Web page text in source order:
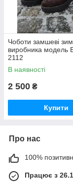
Чоботи замшеві
виробника модель
2112
В наявності
2 500 ₴
Купити
Про нас
100%
Працює з